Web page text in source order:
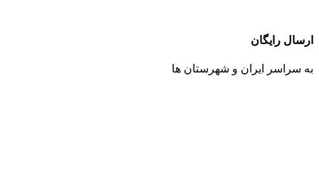
ارسال رایگان
به سراسر ایران و شهرستان ها